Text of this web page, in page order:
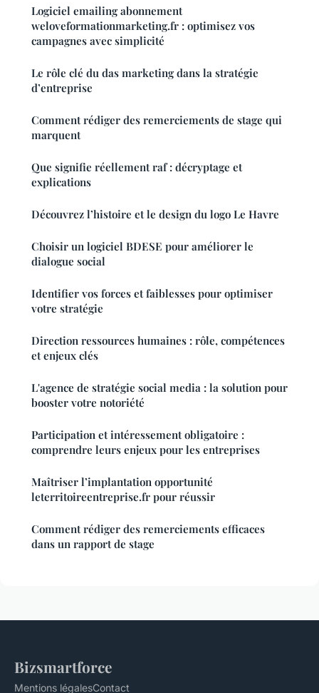
Logiciel emailing abonnement
weloveformationmarketing.fr : optimisez vos
campagnes avec simplicité
Le rôle clé du das marketing dans la stratégie
d’entreprise
Comment rédiger des remerciements de stage qui
marquent
Que signifie réellement raf : décryptage et
explications
Découvrez l’histoire et le design du logo Le Havre
Choisir un logiciel BDESE pour améliorer le
dialogue social
Identifier vos forces et faiblesses pour optimiser
votre stratégie
Direction ressources humaines : rôle, compétences
et enjeux clés
L'agence de stratégie social media : la solution pour
booster votre notoriété
Participation et intéressement obligatoire :
comprendre leurs enjeux pour les entreprises
Maîtriser l’implantation opportunité
leterritoireentreprise.fr pour réussir
Comment rédiger des remerciements efficaces
dans un rapport de stage
Bizsmartforce
Mentions légalesContact